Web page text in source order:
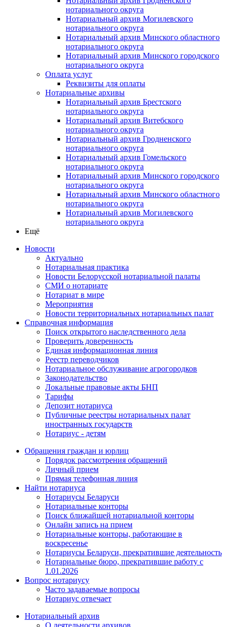
нотариального округа
Нотариальный архив Могилевского
нотариального округа
Нотариальный архив Минского областного
нотариального округа
Нотариальный архив Минского городского
нотариального округа
Оплата услуг
Реквизиты для оплаты
Нотариальные архивы
Нотариальный архив Брестского
нотариального округа
Нотариальный архив Витебского
нотариального округа
Нотариальный архив Гродненского
нотариального округа
Нотариальный архив Гомельского
нотариального округа
Нотариальный архив Минского городского
нотариального округа
Нотариальный архив Минского областного
нотариального округа
Нотариальный архив Могилевского
нотариального округа
Ещё
Новости
Актуально
Нотариальная практика
Новости Белорусской нотариальной палаты
СМИ о нотариате
Нотариат в мире
Мероприятия
Новости территориальных нотариальных палат
Справочная информация
Поиск открытого наследственного дела
Проверить доверенность
Единая информационная линия
Реестр переводчиков
Нотариальное обслуживание агрогородков
Законодательство
Локальные правовые акты БНП
Тарифы
Депозит нотариуса
Публичные реестры нотариальных палат
иностранных государств
Нотариус - детям
Обращения граждан и юрлиц
Порядок рассмотрения обращений
Личный прием
Прямая телефонная линия
Найти нотариуса
Нотариусы Беларуси
Нотариальные конторы
Поиск ближайшей нотариальной конторы
Онлайн запись на прием
Нотариальные конторы, работающие в
воскресенье
Нотариусы Беларуси, прекратившие деятельность
Нотариальные бюро, прекратившие работу с
1.01.2026
Вопрос нотариусу
Часто задаваемые вопросы
Нотариус отвечает
Нотариальный архив
О деятельности архивов